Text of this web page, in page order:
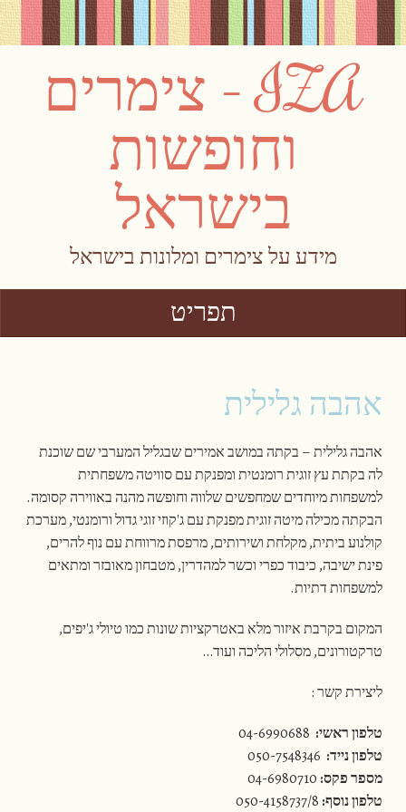
IZA – צימרים
וחופשות
בישראל
מידע על צימרים ומלונות בישראל
תפריט
אהבה גלילית
אהבה גלילית – בקתה במושב אמירים שבגליל המערבי שם שוכנת
לה בקתת עץ זוגית רומנטית ומפנקת עם סוויטה משפחתית
למשפחות מיוחדים שמחפשים שלווה וחופשה מהנה באווירה קסומה.
הבקתה מכילה מיטה זוגית מפנקת עם ג'קוזי זוגי גדול ורומנטי, מערכת
קולנוע ביתית, מקלחת ושירותים, מרפסת מרווחת עם נוף להרים,
פינת ישיבה, כיבוד כפרי וכשר למהדרין, מטבחון מאובזר ומתאים
למשפחות דתיות.
המקום בקרבת איזור מלא באטרקציות שונות כמו טיולי ג'יפים,
טרקטורונים, מסלולי הליכה ועוד…
ליצירת קשר :
טלפון ראשי: 04-6990688
טלפון נייד: 050-7548346
מספר פקס: 04-6980710
טלפון נוסף: 050-4158737/8